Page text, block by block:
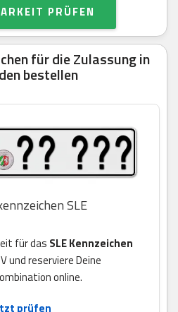
PRÜFEN
für die Zulassung in
bestellen
SLE
für das SLE Kennzeichen
und reserviere Deine
online.
prüfen